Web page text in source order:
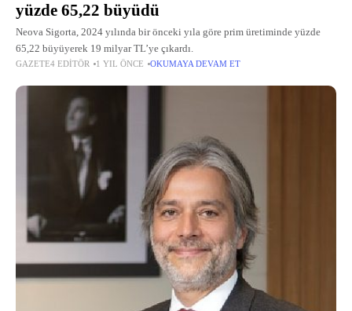
yüzde 65,22 büyüdü
Neova Sigorta, 2024 yılında bir önceki yıla göre prim üretiminde yüzde
65,22 büyüyerek 19 milyar TL’ye çıkardı.
GAZETE4 EDITÖR 1 YIL ÖNCE OKUMAYA DEVAM ET